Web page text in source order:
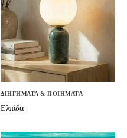
ΔΙΗΓΗΜΑΤΑ & ΠΟΙΗΜΑΤΑ
Ελπίδα